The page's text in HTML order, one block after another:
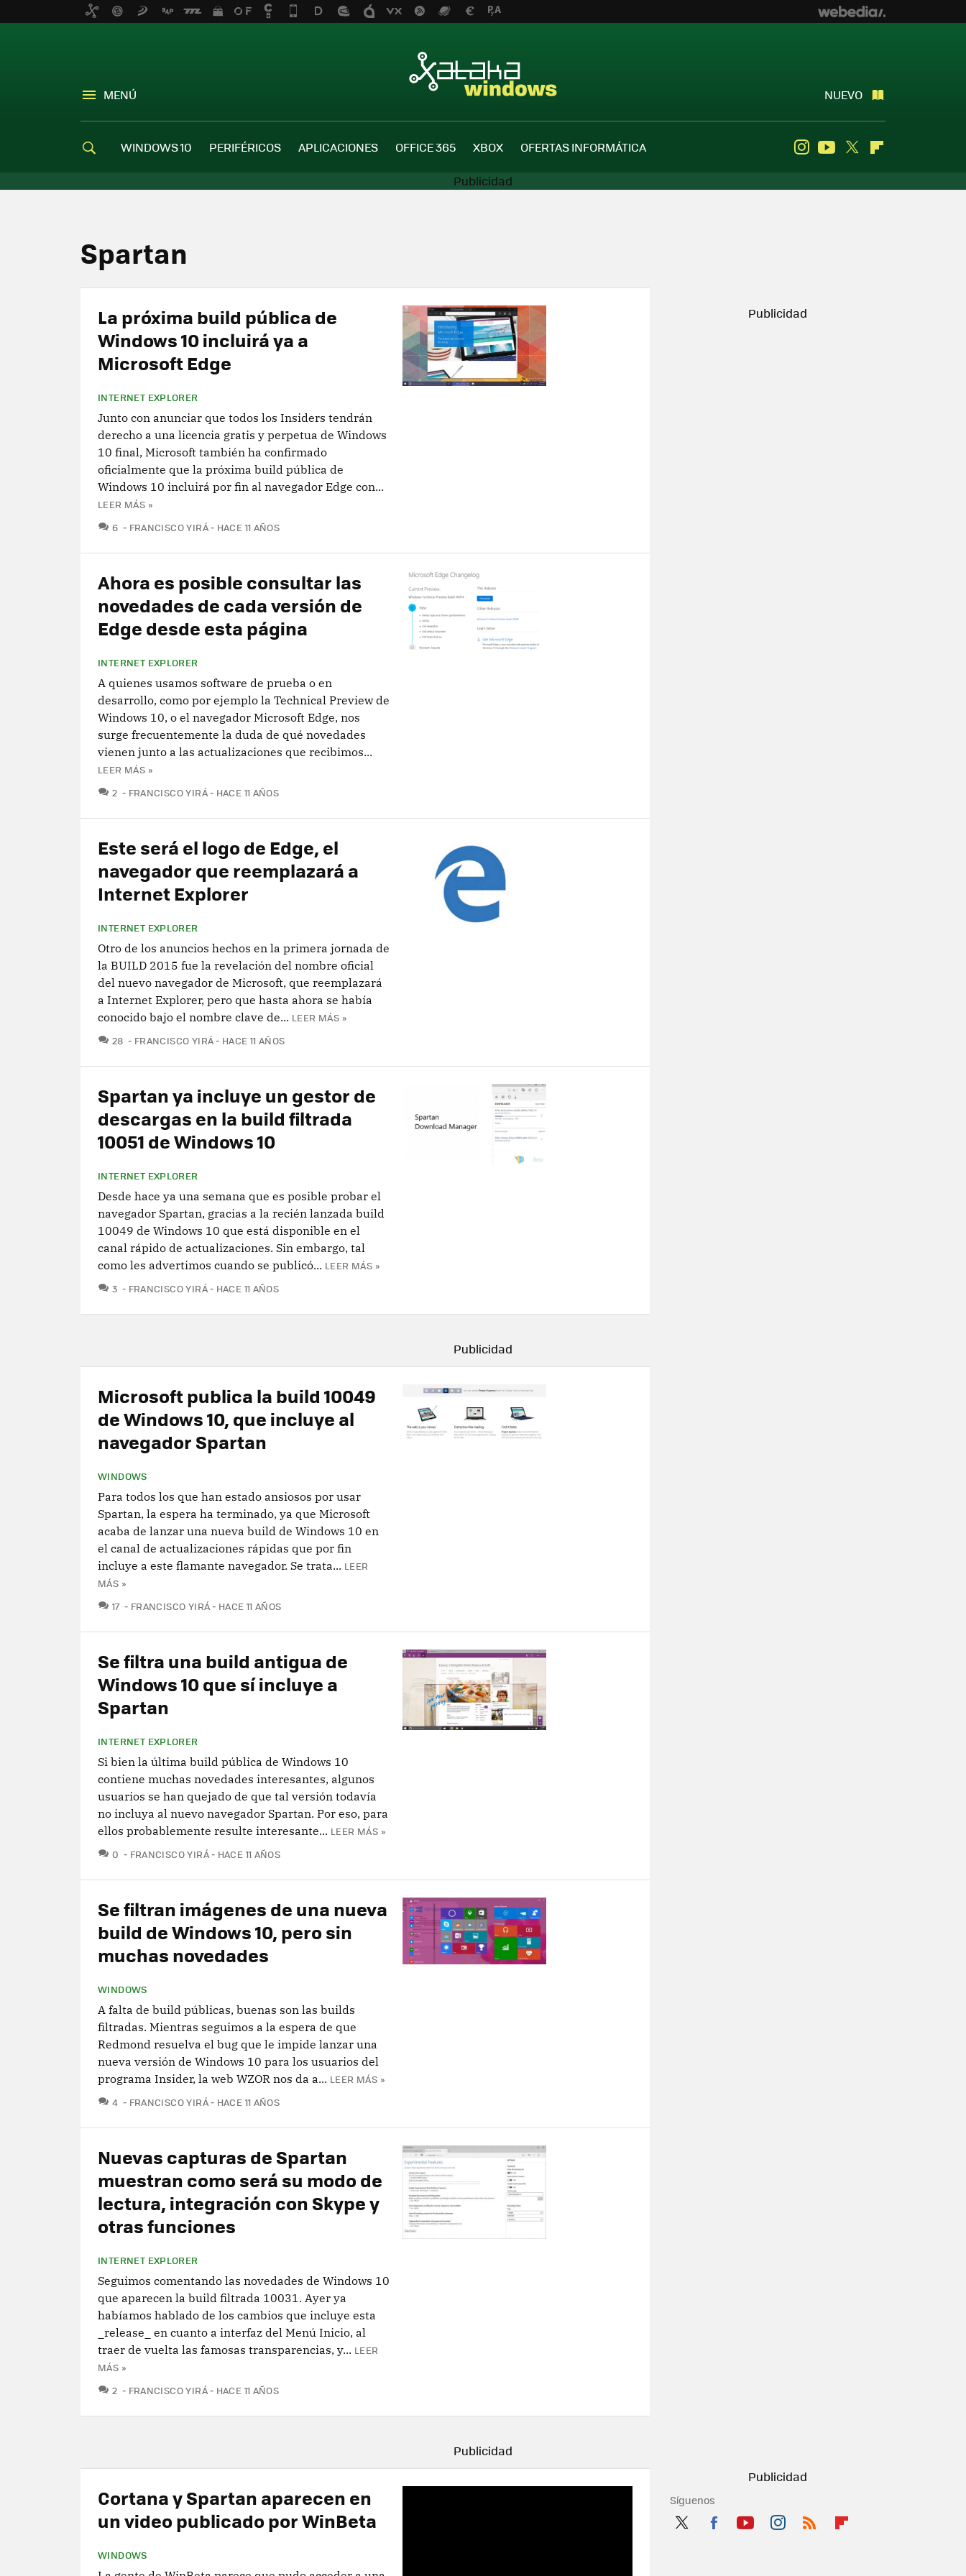
MENÚ NUEVO
WINDOWS 10 PERIFÉRICOS APLICACIONES OFFICE 365 XBOX OFERTAS INFORMÁTICA InstagramYoutube
Twitter
Spartan
La próxima build pública de
Windows 10 incluirá ya a
Microsoft Edge
INTERNET EXPLORER
Junto con anunciar que todos los Insiders tendrán
derecho a una licencia gratis y perpetua de Windows
10 final, Microsoft también ha confirmado
oficialmente que la próxima build pública de
Windows 10 incluirá por fin al navegador Edge con...
LEER MÁS »
6 COMENTARIOS
FRANCISCO YIRÁ HACE 11 AÑOS
Ahora es posible consultar las
novedades de cada versión de
Edge desde esta página
INTERNET EXPLORER
A quienes usamos software de prueba o en
desarrollo, como por ejemplo la Technical Preview de
Windows 10, o el navegador Microsoft Edge, nos
surge frecuentemente la duda de qué novedades
vienen junto a las actualizaciones que recibimos...
LEER MÁS »
2 COMENTARIOS
FRANCISCO YIRÁ HACE 11 AÑOS
Este será el logo de Edge, el
navegador que reemplazará a
Internet Explorer
INTERNET EXPLORER
Otro de los anuncios hechos en la primera jornada de
la BUILD 2015 fue la revelación del nombre oficial
del nuevo navegador de Microsoft, que reemplazará
a Internet Explorer, pero que hasta ahora se había
conocido bajo el nombre clave de... LEER MÁS »
28 COMENTARIOS
FRANCISCO YIRÁ HACE 11 AÑOS
Spartan ya incluye un gestor de
descargas en la build filtrada
10051 de Windows 10
INTERNET EXPLORER
Desde hace ya una semana que es posible probar el
navegador Spartan, gracias a la recién lanzada build
10049 de Windows 10 que está disponible en el
canal rápido de actualizaciones. Sin embargo, tal
como les advertimos cuando se publicó... LEER MÁS »
3 COMENTARIOS
FRANCISCO YIRÁ HACE 11 AÑOS
Microsoft publica la build 10049
de Windows 10, que incluye al
navegador Spartan
WINDOWS
Para todos los que han estado ansiosos por usar
Spartan, la espera ha terminado, ya que Microsoft
acaba de lanzar una nueva build de Windows 10 en
el canal de actualizaciones rápidas que por fin
incluye a este flamante navegador. Se trata... LEER
MÁS »
17 COMENTARIOS
FRANCISCO YIRÁ HACE 11 AÑOS
Se filtra una build antigua de
Windows 10 que sí incluye a
Spartan
INTERNET EXPLORER
Si bien la última build pública de Windows 10
contiene muchas novedades interesantes, algunos
usuarios se han quejado de que tal versión todavía
no incluya al nuevo navegador Spartan. Por eso, para
ellos probablemente resulte interesante... LEER MÁS »
0 COMENTARIOS
FRANCISCO YIRÁ HACE 11 AÑOS
Se filtran imágenes de una nueva
build de Windows 10, pero sin
muchas novedades
WINDOWS
A falta de build públicas, buenas son las builds
filtradas. Mientras seguimos a la espera de que
Redmond resuelva el bug que le impide lanzar una
nueva versión de Windows 10 para los usuarios del
programa Insider, la web WZOR nos da a... LEER MÁS »
4 COMENTARIOS
FRANCISCO YIRÁ HACE 11 AÑOS
Nuevas capturas de Spartan
muestran como será su modo de
lectura, integración con Skype y
otras funciones
INTERNET EXPLORER
Seguimos comentando las novedades de Windows 10
que aparecen la build filtrada 10031. Ayer ya
habíamos hablado de los cambios que incluye esta
_release_ en cuanto a interfaz del Menú Inicio, al
traer de vuelta las famosas transparencias, y... LEER
MÁS »
2 COMENTARIOS
FRANCISCO YIRÁ HACE 11 AÑOS
Síguenos
Cortana y Spartan aparecen en
un video publicado por WinBeta
WINDOWS